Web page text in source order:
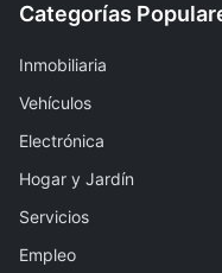
Categorías
Inmobiliaria
Vehículos
Electrónica
Hogar y Jardín
Servicios
Empleo